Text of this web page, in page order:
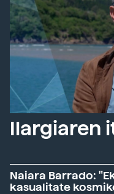
Ilargiaren
Naiara Barrado:
kasualitate